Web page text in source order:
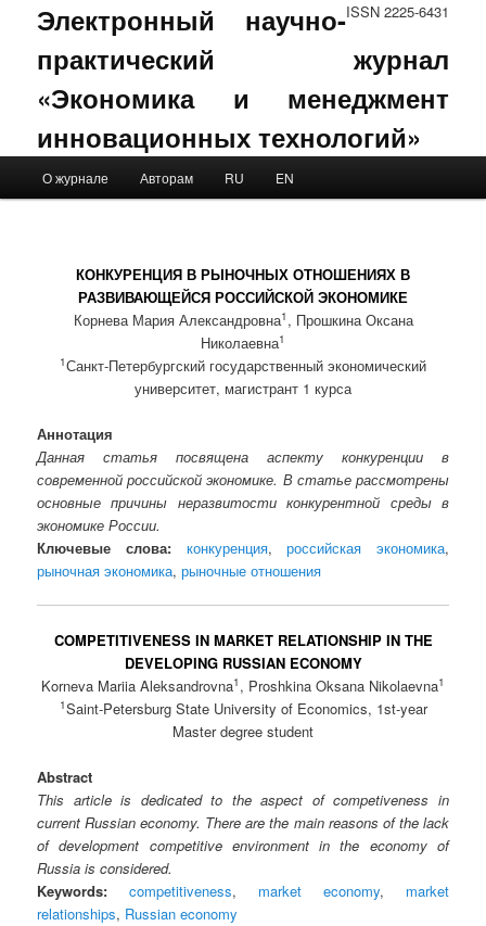
ISSN 2225-6431
Электронный научно-
практический журнал
«Экономика и менеджмент
инновационных технологий»
Skip to primary content
Skip to secondary content
О журнале Авторам RU EN
КОНКУРЕНЦИЯ В РЫНОЧНЫХ ОТНОШЕНИЯХ В
РАЗВИВАЮЩЕЙСЯ РОССИЙСКОЙ ЭКОНОМИКЕ
Корнева Мария Александровна1 , Прошкина Оксана
Николаевна1
1Санкт-Петербургский государственный экономический
университет, магистрант 1 курса
Аннотация
Данная статья посвящена аспекту конкуренции в
современной российской экономике. В статье рассмотрены
основные причины неразвитости конкурентной среды в
экономике России.
Ключевые слова:
конкуренция,российская экономика,
рыночная экономика,рыночные отношения
COMPETITIVENESS IN MARKET RELATIONSHIP IN THE
DEVELOPING RUSSIAN ECONOMY
Korneva Mariia Aleksandrovna1 , Proshkina Oksana Nikolaevna1
1Saint-Petersburg State University of Economics, 1st-year
Master degree student
Abstract
This article is dedicated to the aspect of competiveness in
current Russian economy. There are the main reasons of the lack
of development competitive environment in the economy of
Russia is considered.
Keywords:
competitiveness, market economy, market
relationships, Russian economy